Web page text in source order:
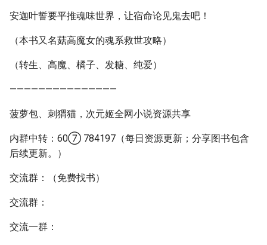
安迦叶誓要平推魂味世界，让宿命论见鬼去吧！
（本书又名菇高魔女的魂系救世攻略）
（转生、高魔、橘子、发糖、纯爱）
———————————————
菠萝包、刺猬猫，次元姬全网小说资源共享
内群中转：60⑦ 784197（每日资源更新；分享图书包含
后续更新。）
交流群：（免费找书）
交流群：
交流一群：